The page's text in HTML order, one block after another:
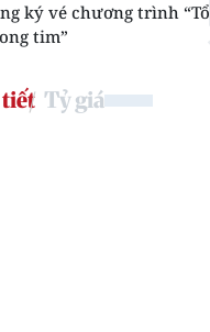
ký vé chương trình “Tổ
tim”
Tỷ giá